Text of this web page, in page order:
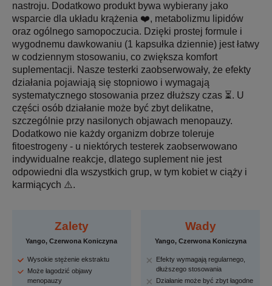
nastroju. Dodatkowo produkt bywa wybierany jako
wsparcie dla układu krążenia ❤️, metabolizmu lipidów
oraz ogólnego samopoczucia. Dzięki prostej formule i
wygodnemu dawkowaniu (1 kapsułka dziennie) jest łatwy
w codziennym stosowaniu, co zwiększa komfort
suplementacji. Nasze testerki zaobserwowały, że efekty
działania pojawiają się stopniowo i wymagają
systematycznego stosowania przez dłuższy czas ⏳. U
części osób działanie może być zbyt delikatne,
szczególnie przy nasilonych objawach menopauzy.
Dodatkowo nie każdy organizm dobrze toleruje
fitoestrogeny - u niektórych testerek zaobserwowano
indywidualne reakcje, dlatego suplement nie jest
odpowiedni dla wszystkich grup, w tym kobiet w ciąży i
karmiących ⚠️.
Zalety
Yango, Czerwona Koniczyna
Wysokie stężenie ekstraktu
Może łagodzić objawy
menopauzy
Wady
Yango, Czerwona Koniczyna
Efekty wymagają regularnego,
dłuższego stosowania
Działanie może być zbyt łagodne